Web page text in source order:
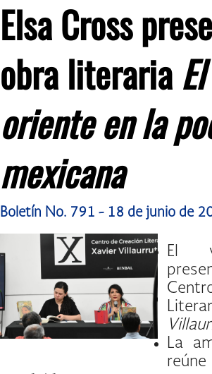
Elsa Cross
obra literaria
oriente en la
mexicana
Boletín No. 791 - 18 de junio de
El
La